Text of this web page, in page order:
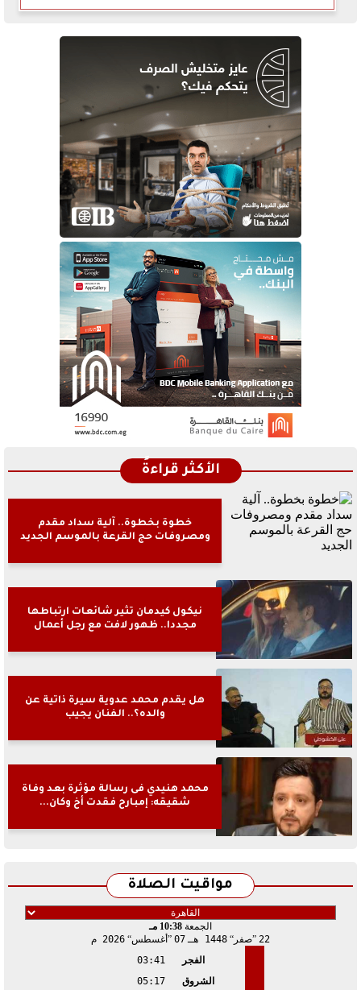
الأكثر قراءةً
خطوة بخطوة.. آلية سداد مقدم
ومصروفات حج القرعة بالموسم الجديد
نيكول كيدمان تثير شائعات ارتباطها
مجددا.. ظهور لافت مع رجل أعمال
هل يقدم محمد عدوية سيرة ذاتية عن
والده؟.. الفنان يجيب
محمد هنيدي فى رسالة مؤثرة بعد وفاة
شقيقه: إمبارح فقدت أخ وكان...
مواقيت الصلاة
الجمعة 10:38 مـ
22 صفر 1448 هـ 07 أغسطس 2026 م
الفجر
03:41
الشروق
05:17